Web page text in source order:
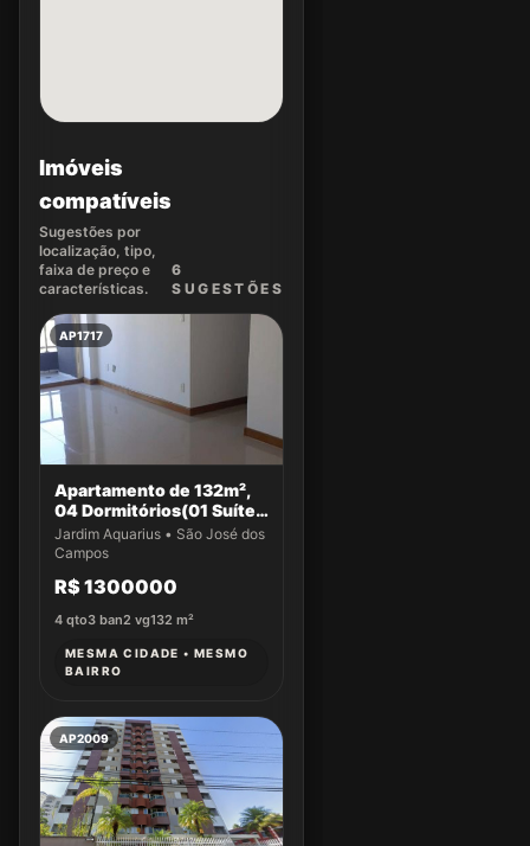
Imóveis
compatíveis
Sugestões por
localização, tipo,
faixa de preço e
características.
6
SUGEST ÕES
AP1717
Apartamento de 132m²,
04 Dormitórios(01 Suíte)
a venda no Jardim
Aquarius
Jardim Aquarius • São José dos
Campos
R$ 1300000
4 qto3 ban2 vg132 m²
MESMA CIDADE • MESMO
BAIRRO
AP2009